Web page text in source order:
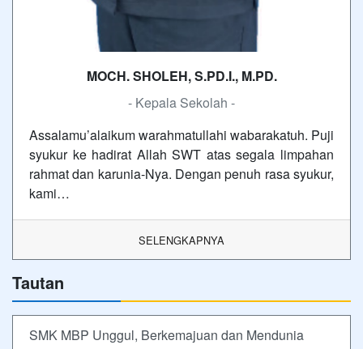
MOCH. SHOLEH, S.PD.I., M.PD.
- Kepala Sekolah -
Assalamu’alaikum warahmatullahi wabarakatuh. Puji
syukur ke hadirat Allah SWT atas segala limpahan
rahmat dan karunia-Nya. Dengan penuh rasa syukur,
kami…
SELENGKAPNYA
Tautan
SMK MBP Unggul, Berkemajuan dan Mendunia